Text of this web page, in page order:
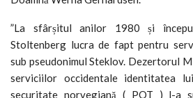
”La sfârșitul anilor 1980 și
Stoltenberg lucra de fapt pentru
sub pseudonimul Steklov. Dezertorul
serviciilor occidentale identitatea
securitate norvegiană ( POT ) l-a